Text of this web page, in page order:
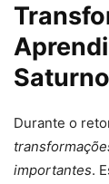
Saturno
Durante o
importantes.